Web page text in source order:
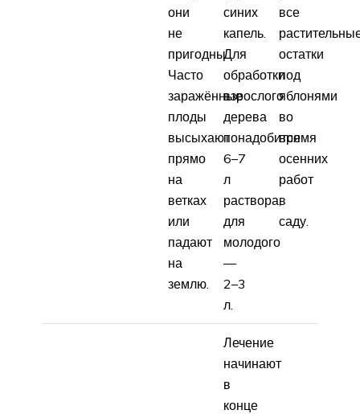
они
не
пригодны.
Часто
заражённые
плоды
высыхают
прямо
на
ветках
или
падают
на
землю.
синих
капель.
Для
обработки
взрослого
дерева
понадобится
6–7
л
раствора,
для
молодого
—
2–3
л.
все
остатки
под
яблонями
во
время
осенних
работ
в
саду.
Лечение
начинают
в
конце